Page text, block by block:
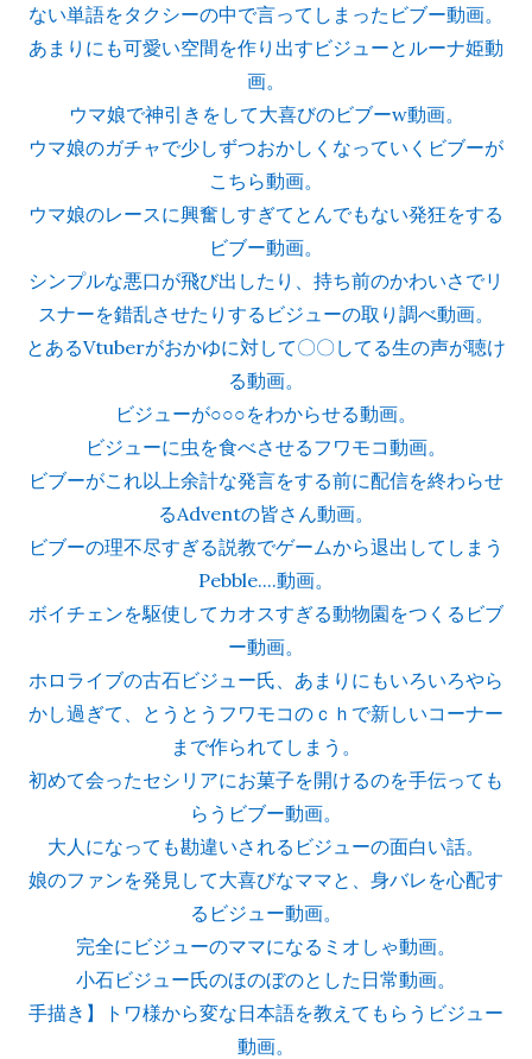
ない単語をタクシーの中で言ってしまったビブー動画。
あまりにも可愛い空間を作り出すビジューとルーナ姫動
画。
ウマ娘で神引きをして大喜びのビブーw動画。
ウマ娘のガチャで少しずつおかしくなっていくビブーが
こちら動画。
ウマ娘のレースに興奮しすぎてとんでもない発狂をする
ビブー動画。
シンプルな悪口が飛び出したり、持ち前のかわいさでリ
スナーを錯乱させたりするビジューの取り調べ動画。
とあるVtuberがおかゆに対して〇〇してる生の声が聴け
る動画。
ビジューが○○○をわからせる動画。
ビジューに虫を食べさせるフワモコ動画。
ビブーがこれ以上余計な発言をする前に配信を終わらせ
るAdventの皆さん動画。
ビブーの理不尽すぎる説教でゲームから退出してしまう
Pebble....動画。
ボイチェンを駆使してカオスすぎる動物園をつくるビブ
ー動画。
ホロライブの古石ビジュー氏、あまりにもいろいろやら
かし過ぎて、とうとうフワモコのｃｈで新しいコーナー
まで作られてしまう。
初めて会ったセシリアにお菓子を開けるのを手伝っても
らうビブー動画。
大人になっても勘違いされるビジューの面白い話。
娘のファンを発見して大喜びなママと、身バレを心配す
るビジュー動画。
完全にビジューのママになるミオしゃ動画。
小石ビジュー氏のほのぼのとした日常動画。
手描き】トワ様から変な日本語を教えてもらうビジュー
動画。